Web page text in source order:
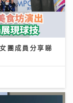
團成員分享睇